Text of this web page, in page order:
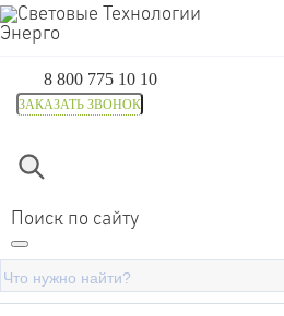
8 800 775 10 10
ЗАКАЗАТЬ ЗВОНОК
Поиск по сайту
Главная
Хомут кабельный
полиамид черн.
25315SR